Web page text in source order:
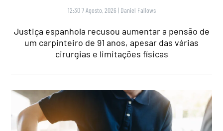
12:30 7 Agosto, 2026 | Daniel Fallows
Justiça espanhola recusou aumentar a pensão de
um carpinteiro de 91 anos, apesar das várias
cirurgias e limitações físicas